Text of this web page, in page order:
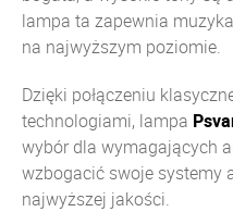
lampa ta zapewnia
na najwyższym poziomie.
Dzięki połączeniu
technologiami, lampa
wybór dla wymagających
wzbogacić swoje systemy
najwyższej jakości.